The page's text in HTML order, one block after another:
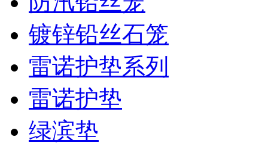
镀锌铅丝石笼
雷诺护垫系列
雷诺护垫
绿滨垫